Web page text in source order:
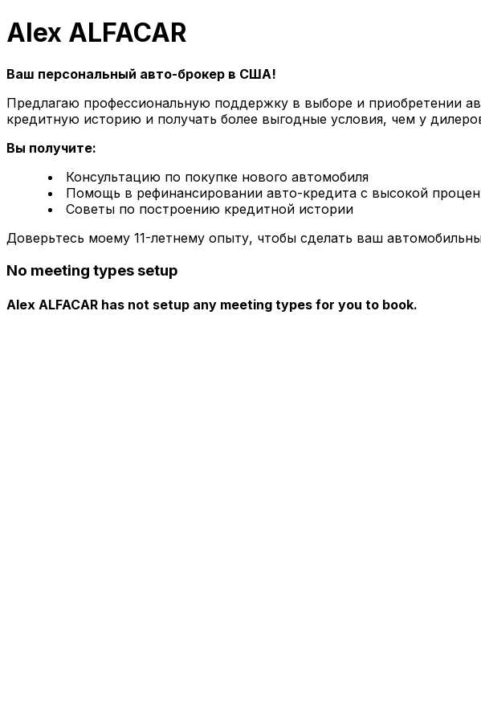
Alex ALFACAR
Ваш персональный авто-брокер в США!
Предлагаю профессиональную поддержку в выборе и приобретении
кредитную историю и получать более выгодные условия, чем у
Вы получите:
Консультацию по покупке нового автомобиля
Помощь в рефинансировании авто-кредита с высокой
Советы по построению кредитной истории
Доверьтесь моему 11-летнему опыту, чтобы сделать ваш
No meeting types setup
Alex ALFACAR has not setup any meeting types for you to book.